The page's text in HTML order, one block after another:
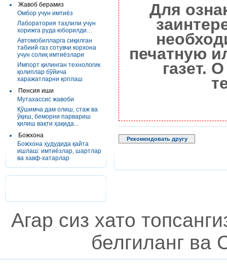
Жавоб берамиз
Омбор учун имтиёз
Лаборатория таҳлили учун
хорижга руда юборилди…
Автомобилларга сиқилган
табиий газ сотувчи корхона
учун солиқ имтиёзлари
Импорт қилинган технологик
қолиплар бўйича
харажатларни қоплаш
Пенсия иши
Мутахассис жавоби
Қўшимча дам олиш, стаж ва
ўқиш, беморни парвариш
қилиш вақти ҳақида...
Божхона
Божхона ҳудудида қайта
ишлаш: имтиёзлар, шартлар
ва хавф-хатарлар
Для
печатную
газет.
Рекомендовать другу
Агар сиз хато
белгиланг ва